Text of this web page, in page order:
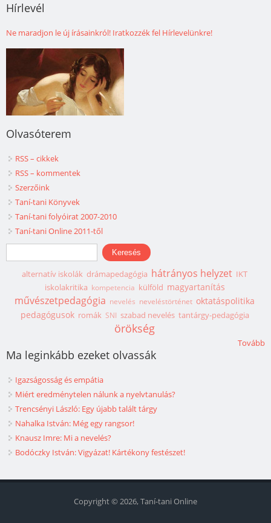
Hírlevél
Ne maradjon le új írásainkról! Iratkozzék fel Hírlevelünkre!
Olvasóterem
RSS – cikkek
RSS – kommentek
Szerzőink
Taní-tani Könyvek
Taní-tani folyóirat 2007-2010
Taní-tani Online 2011-től
Keresés űrlap
Keresés
alternatív iskolák drámapedagógia hátrányos helyzet IKT
iskolakritika kompetencia külföld magyartanítás
művészetpedagógia nevelés neveléstörténet oktatáspolitika
pedagógusok romák SNI szabad nevelés tantárgy-pedagógia
örökség
Tovább
Ma leginkább ezeket olvassák
Igazságosság és empátia
Miért eredménytelen nálunk a nyelvtanulás?
Trencsényi László: Egy újabb talált tárgy
Nahalka István: Még egy rangsor!
Knausz Imre: Mi a nevelés?
Bodóczky István: Vigyázat! Kártékony festészet!
Copyright © 2026, Taní-tani Online